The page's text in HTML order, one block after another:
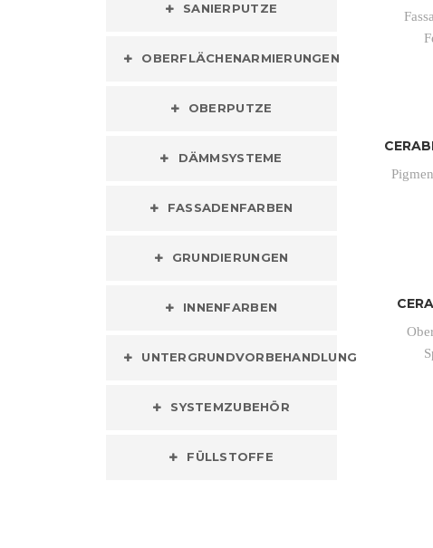
SANIERPUTZE
OBERFLÄCHENARMIERUNGEN
OBERPUTZE
DÄMMSYSTEME
FASSADENFARBEN
GRUNDIERUNGEN
INNENFARBEN
UNTERGRUNDVORBEHANDLUNG
SYSTEMZUBEHÖR
FÜLLSTOFFE